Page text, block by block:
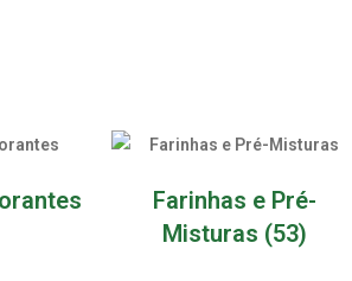
Farinhas e Pré-
Misturas (53)